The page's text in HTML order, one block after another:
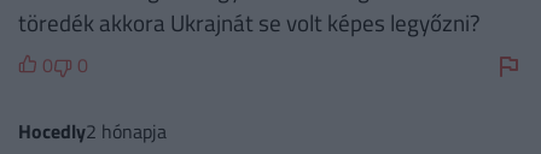
töredék akkora Ukrajnát se volt képes legyőzni?
0 0
Hocedly2 hónapja